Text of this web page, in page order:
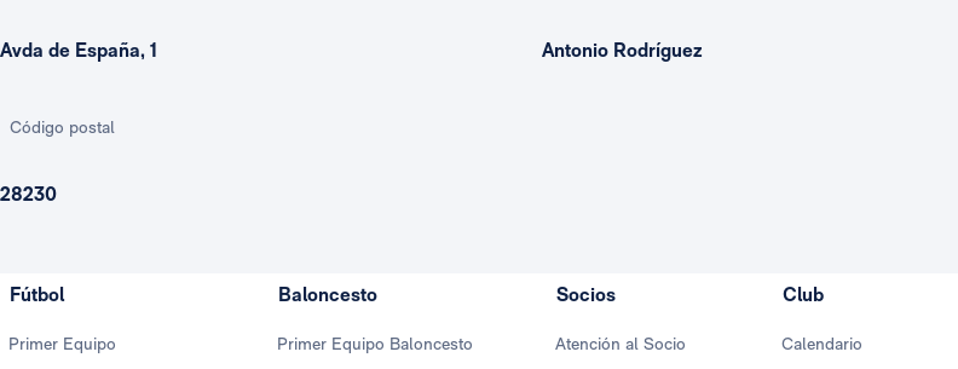
Avda de España, 1
Código postal
28230
Antonio Rodríguez
Fútbol
Primer Equipo
Baloncesto
Primer Equipo Baloncesto
Socios
Atención al Socio
Club
Calendario